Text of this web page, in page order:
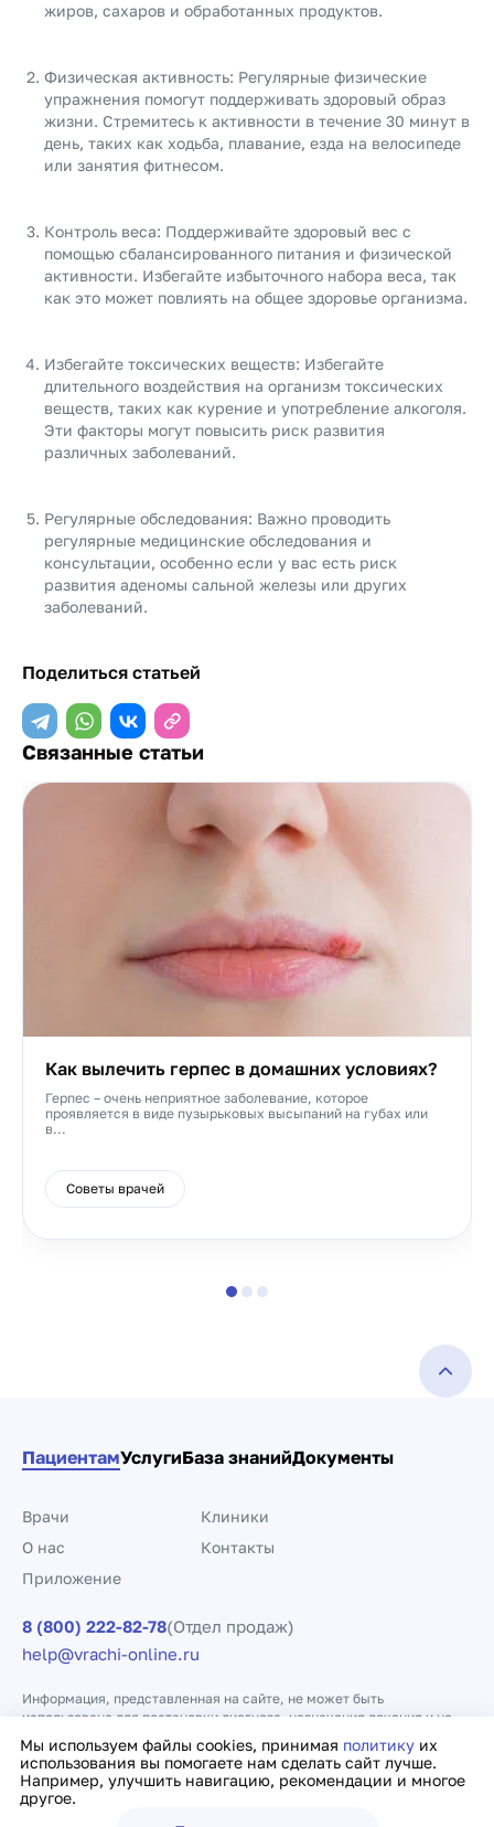
жиров, сахаров и обработанных продуктов.
Физическая активность: Регулярные физические
упражнения помогут поддерживать здоровый образ
жизни. Стремитесь к активности в течение 30 минут в
день, таких как ходьба, плавание, езда на велосипеде
или занятия фитнесом.
Контроль веса: Поддерживайте здоровый вес с
помощью сбалансированного питания и физической
активности. Избегайте избыточного набора веса, так
как это может повлиять на общее здоровье организма.
Избегайте токсических веществ: Избегайте
длительного воздействия на организм токсических
веществ, таких как курение и употребление алкоголя.
Эти факторы могут повысить риск развития
различных заболеваний.
Регулярные обследования: Важно проводить
регулярные медицинские обследования и
консультации, особенно если у вас есть риск
развития аденомы сальной железы или других
заболеваний.
Поделиться статьей
Связанные статьи
Как вылечить герпес в домашних условиях?
Герпес – очень неприятное заболевание, которое
проявляется в виде пузырьковых высыпаний на губах или
в...
Советы врачей
Мы используем файлы cookies, принимая политику их
использования вы помогаете нам сделать сайт лучше.
Например, улучшить навигацию, рекомендации и многое
другое.
ПациентамУслугиБаза знанийДокументы
Врачи
Клиники
О нас
Контакты
Приложение
8 (800) 222-82-78(Отдел продаж)
help@vrachi-online.ru
Информация, представленная на сайте, не может быть
использована для постановки диагноза, назначения лечения и не
заменяет прием врача.
Политика конфиденциальности Договор оферты